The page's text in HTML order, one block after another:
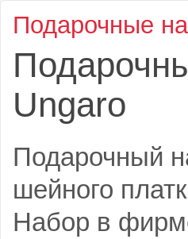
Подарочные
Ungaro
Подарочный
шейного
Набор в